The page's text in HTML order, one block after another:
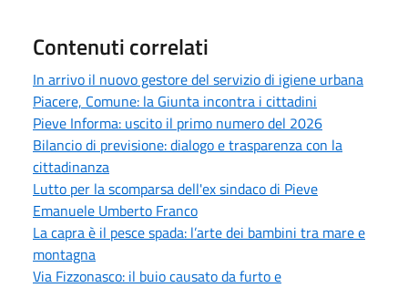
Contenuti correlati
In arrivo il nuovo gestore del servizio di igiene urbana
Piacere, Comune: la Giunta incontra i cittadini
Pieve Informa: uscito il primo numero del 2026
Bilancio di previsione: dialogo e trasparenza con la
cittadinanza
Lutto per la scomparsa dell'ex sindaco di Pieve
Emanuele Umberto Franco
La capra è il pesce spada: l’arte dei bambini tra mare e
montagna
Via Fizzonasco: il buio causato da furto e